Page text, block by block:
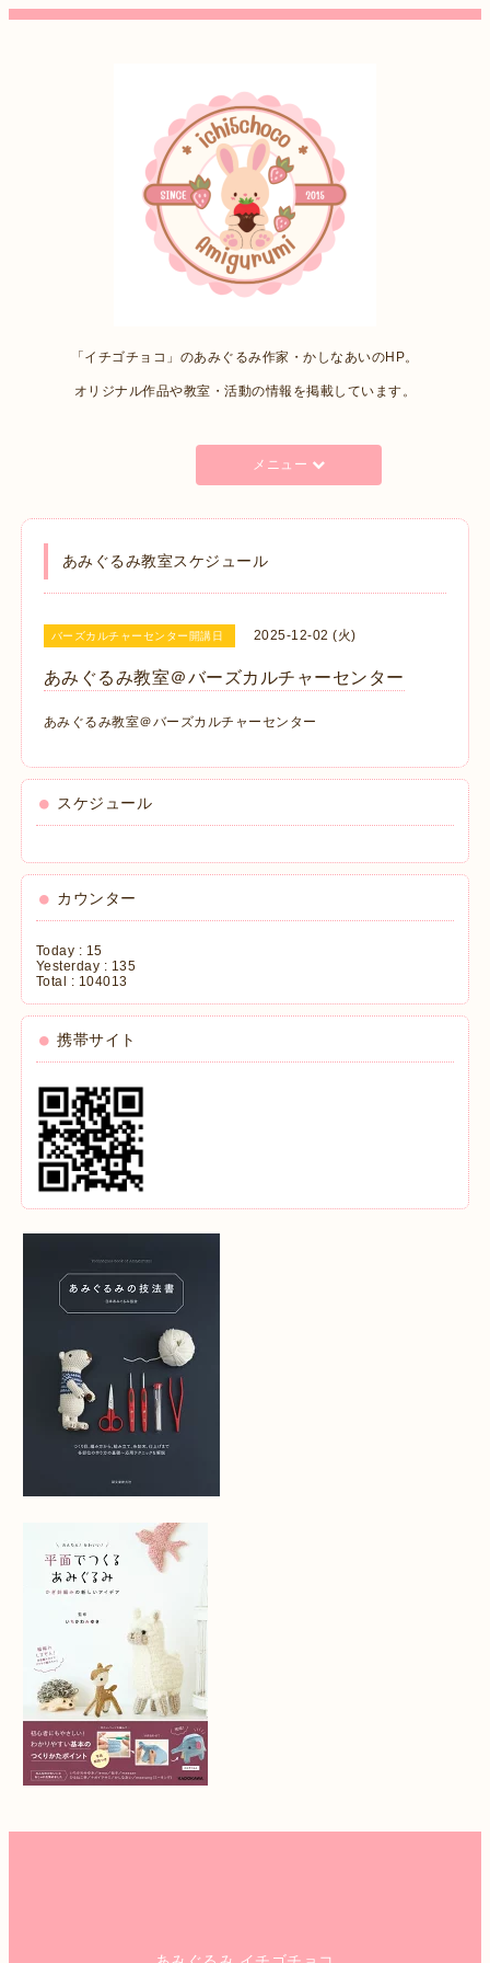
「イチゴチョコ」のあみぐるみ作家・かしなあいのHP。
オリジナル作品や教室・活動の情報を掲載しています。
メニュー
あみぐるみ教室スケジュール
バーズカルチャーセンター開講日 2025-12-02 (火)
あみぐるみ教室＠バーズカルチャーセンター
あみぐるみ教室＠バーズカルチャーセンター
スケジュール
カウンター
Today : 15
Yesterday : 135
Total : 104013
携帯サイト